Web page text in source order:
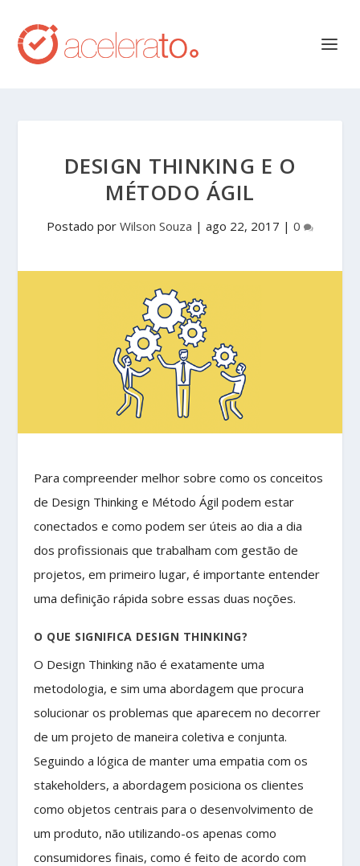
DESIGN THINKING E O
MÉTODO ÁGIL
Postado por Wilson Souza | ago 22, 2017 | 0
Para compreender melhor sobre como os conceitos
de Design Thinking e Método Ágil podem estar
conectados e como podem ser úteis ao dia a dia
dos profissionais que trabalham com gestão de
projetos, em primeiro lugar, é importante entender
uma definição rápida sobre essas duas noções.
O QUE SIGNIFICA DESIGN THINKING?
O Design Thinking não é exatamente uma
metodologia, e sim uma abordagem que procura
solucionar os problemas que aparecem no decorrer
de um projeto de maneira coletiva e conjunta.
Seguindo a lógica de manter uma empatia com os
stakeholders, a abordagem posiciona os clientes
como objetos centrais para o desenvolvimento de
um produto, não utilizando-os apenas como
consumidores finais, como é feito de acordo com